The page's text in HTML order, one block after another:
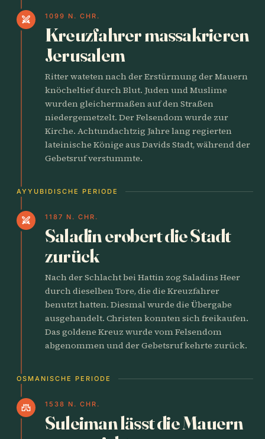
swords 1099 N. CHR.
Kreuzfahrer massakrieren
Jerusalem
Ritter wateten nach der Erstürmung der Mauern
knöcheltief durch Blut. Juden und Muslime
wurden gleichermaßen auf den Straßen
niedergemetzelt. Der Felsendom wurde zur
Kirche. Achtundachtzig Jahre lang regierten
lateinische Könige aus Davids Stadt, während der
Gebetsruf verstummte.
AYYUBIDISCHE PERIODE
swords 1187 N. CHR.
Saladin erobert die Stadt
zurück
Nach der Schlacht bei Hattin zog Saladins Heer
durch dieselben Tore, die die Kreuzfahrer
benutzt hatten. Diesmal wurde die Übergabe
ausgehandelt. Christen konnten sich freikaufen.
Das goldene Kreuz wurde vom Felsendom
abgenommen und der Gebetsruf kehrte zurück.
OSMANISCHE PERIODE
castle 1538 N. CHR.
Suleiman lässt die Mauern